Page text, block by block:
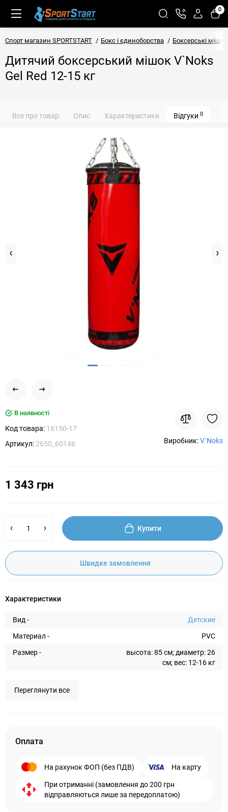
0
Спорт магазин SPORTSTART Бокс і єдиноборства Боксерські мішки
Дитячий боксерський мішок V`Noks
Gel Red 12-15 кг
Все про товар Опис Характеристики Відгуки 0
В наявності
Код товара: 16150-17
Артикул: 2650_60146 Виробник:V`Noks
1 343 грн
Купити
Швидке замовлення
Характеристики
Вид -
Детские
Материал -
PVC
Размер -
высота: 85 cм; диаметр: 26
см; вес: 12-16 кг
Переглянути все
Оплата
На рахунок ФОП (без ПДВ) На карту
При отриманні (замовлення до 200 грн
відправляються лише за передоплатою)